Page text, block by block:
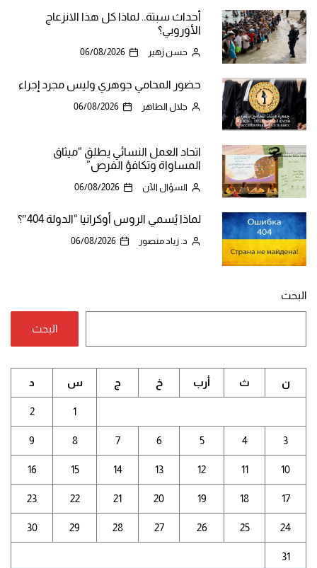
أحداث سبتة.. لماذا كل هذا الانزعاج
الأوروبي؟
حسن زهير 06/08/2026
حضور المحامي جوهري وليس مجرد إجراء
جلال الطاهر 06/08/2026
اتحاد العمل النسائي يطلق “ميثاق
المساواة وتكافؤ الفرص”
السؤال الآن 06/08/2026
لماذا يُسمي الروس أوكرانيا “الدولة 404″؟
د. زياد منصور 06/08/2026
البحث
البحث
ن ث أرب خ ج س د
1
2
3
4
5
6
7
8
9
10
11
12
13
14
15
16
17
18
19
20
21
22
23
24
25
26
27
28
29
30
31